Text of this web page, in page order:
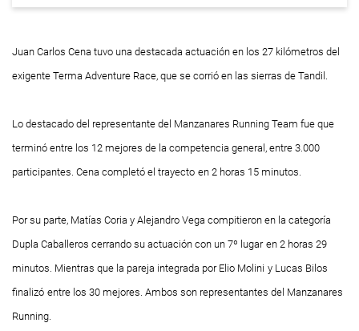
Juan Carlos Cena tuvo una destacada actuación en los 27 kilómetros del
exigente Terma Adventure Race, que se corrió en las sierras de Tandil.
Lo destacado del representante del Manzanares Running Team fue que
terminó entre los 12 mejores de la competencia general, entre 3.000
participantes. Cena completó el trayecto en 2 horas 15 minutos.
Por su parte, Matías Coria y Alejandro Vega compitieron en la categoría
Dupla Caballeros cerrando su actuación con un 7º lugar en 2 horas 29
minutos. Mientras que la pareja integrada por Elio Molini y Lucas Bilos
finalizó entre los 30 mejores. Ambos son representantes del Manzanares
Running.